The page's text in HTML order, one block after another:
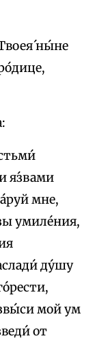
ны́не
я́звами
мне,
умиле́ния,
ду́шу
мой ум
от